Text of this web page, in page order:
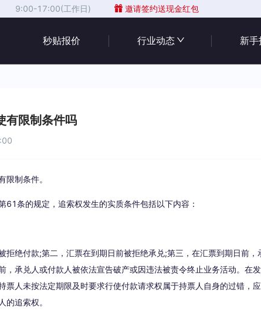
9:00-17:00(工作日) 邀请签约送现金红包
秒贴报价 行业动态 新手
有限制条件吗
限制条件。
61条的规定，追索权发生的实质条件包括以下内容：
拒绝付款;第二，汇票在到期日前被拒绝承兑;第三，在汇票到期日前
，承兑人或付款人被依法宣告破产或因违法被责令终止业务活动。在
票人未按法定期限及时要求行使付款请求权属于持票人自身的过错，
的追索权。